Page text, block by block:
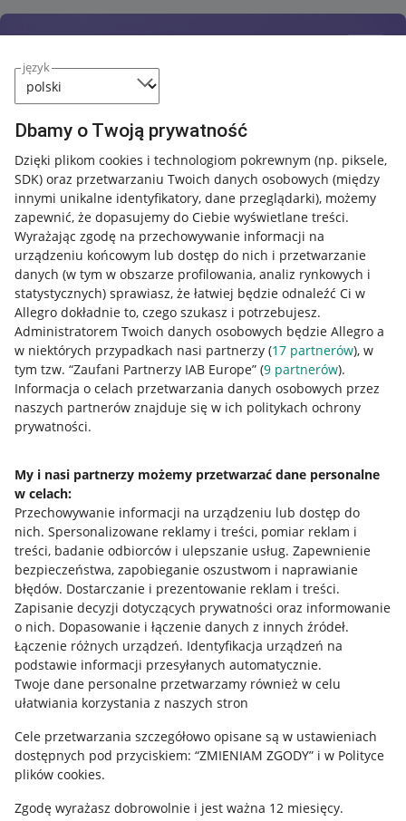
język
Dbamy o Twoją prywatność
Dzięki plikom cookies i technologiom pokrewnym (np. piksele,
SDK) oraz przetwarzaniu Twoich danych osobowych (między
innymi unikalne identyfikatory, dane przeglądarki), możemy
zapewnić, że dopasujemy do Ciebie wyświetlane treści.
Wyrażając zgodę na przechowywanie informacji na
urządzeniu końcowym lub dostęp do nich i przetwarzanie
danych (w tym w obszarze profilowania, analiz rynkowych i
statystycznych) sprawiasz, że łatwiej będzie odnaleźć Ci w
Allegro dokładnie to, czego szukasz i potrzebujesz.
Administratorem Twoich danych osobowych będzie Allegro a
w niektórych przypadkach nasi partnerzy (17 partnerów), w
tym tzw. “Zaufani Partnerzy IAB Europe” (9 partnerów).
Informacja o celach przetwarzania danych osobowych przez
naszych partnerów znajduje się w ich politykach ochrony
prywatności.
My i nasi partnerzy możemy przetwarzać dane personalne
w celach:
Przechowywanie informacji na urządzeniu lub dostęp do
nich. Spersonalizowane reklamy i treści, pomiar reklam i
treści, badanie odbiorców i ulepszanie usług. Zapewnienie
bezpieczeństwa, zapobieganie oszustwom i naprawianie
błędów. Dostarczanie i prezentowanie reklam i treści.
Zapisanie decyzji dotyczących prywatności oraz informowanie
o nich. Dopasowanie i łączenie danych z innych źródeł.
Łączenie różnych urządzeń. Identyfikacja urządzeń na
podstawie informacji przesyłanych automatycznie.
Twoje dane personalne przetwarzamy również w celu
ułatwiania korzystania z naszych stron
Cele przetwarzania szczegółowo opisane są w ustawieniach
dostępnych pod przyciskiem: “ZMIENIAM ZGODY” i w Polityce
plików cookies.
Zgodę wyrażasz dobrowolnie i jest ważna 12 miesięcy.
Przydatne informacje
Jak to działa
Allegro Gadane dla sprzedających
Allegro Gadane dla kupujących
Mapa miejscowości
Informacje prawne
Regulamin
Polityka plików "cookies"
Ustawienia plików "cookies"
Udostępnianie lokalizacji
Informacje dla Aktu o Usługach Cyfrowych
Pobierz aplikację